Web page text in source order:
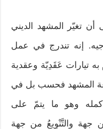
تغيّر المشهد الديني
إنه تندرج في عمل
تيارات عَقَدِيّة وعقدية
المشهد فحسب بل في
وهو ما يتمّ على
جهة والتَّنْوِيعُ من جهة